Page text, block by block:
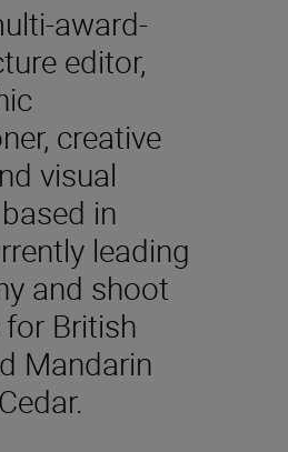
award-
editor,
creative
visual
in
leading
and shoot
British
Mandarin